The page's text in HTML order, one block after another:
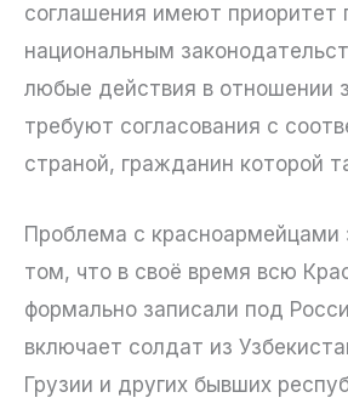
соглашения имеют приоритет
национальным
любые действия в отношении
требуют согласования с
страной, гражданин которой
Проблема с красноармейцами
том, что в своё время всю
формально записали под
включает солдат из
Грузии и других бывших